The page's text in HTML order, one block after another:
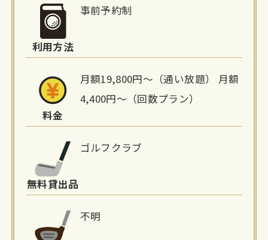
報 利用方法
事前予約制
料金
月額19,800円〜（通い放題） 月額
4,400円〜（回数プラン）
無料貸出品
ゴルフクラブ
不明